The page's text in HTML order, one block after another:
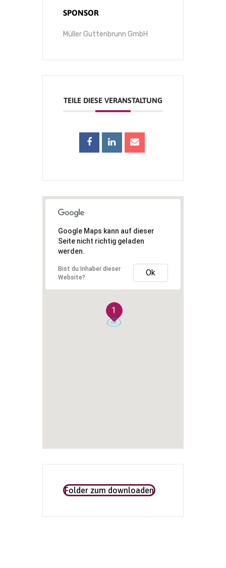
SPONSOR
Müller Guttenbrunn GmbH
TEILE DIESE VERANSTALTUNG
1
Google Maps kann auf dieser
Seite nicht richtig geladen
werden.
Bist du Inhaber dieser
Website?
Ok
Folder zum downloaden